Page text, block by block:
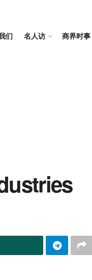
们 名人访 商界时事